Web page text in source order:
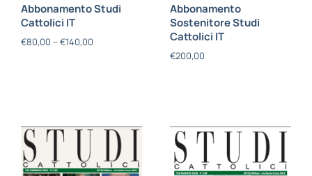
Abbonamento Studi
Cattolici IT
€80,00 – €140,00
Abbonamento
Sostenitore Studi
Cattolici IT
€200,00